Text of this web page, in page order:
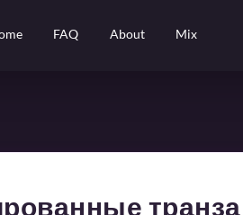
FAQ About Mix